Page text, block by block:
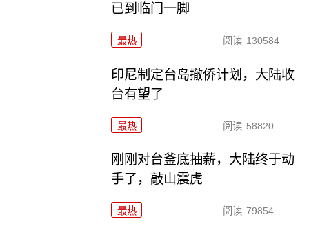
已到临门一脚
最热 阅读 130584
印尼制定台岛撤侨计划，​大陆收
台有望了
最热 阅读 58820
刚刚对台釜底抽薪，大陆终于动
手了，敲山震虎
最热 阅读 79854